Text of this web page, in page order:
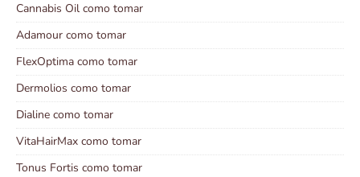
Cannabis Oil como tomar
Adamour como tomar
FlexOptima como tomar
Dermolios como tomar
Dialine como tomar
VitaHairMax como tomar
Tonus Fortis como tomar